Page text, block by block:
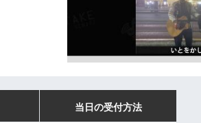
当日の受付方法